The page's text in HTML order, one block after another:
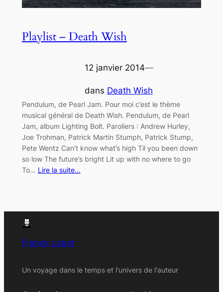
Playlist – Death Wish
12 janvier 2014—
dans Death Wish
Pendulum, de Pearl Jam. Pour moi c’est le thème
musical général de Death Wish. Pendulum, de Pearl
Jam, album Lighting Bolt. Paroliers : Andrew Hurley,
Joe Trohman, Patrick Martin Stumph, Patrick Stump,
Pete Wentz Can’t know what’s high Til you been down
so low The future’s bright Lit up with no where to go
To… Lire la suite…
Franck Labat
Un voyage dans le temps et l'univers de l'auteur